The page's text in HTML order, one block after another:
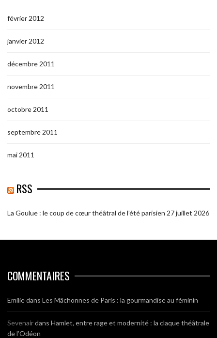
février 2012
janvier 2012
décembre 2011
novembre 2011
octobre 2011
septembre 2011
mai 2011
RSS
La Goulue : le coup de cœur théâtral de l’été parisien 27 juillet 2026
COMMENTAIRES
Emiliedans Les Mâchonnes de Paris : la gourmandise au féminin
Sevenairdans Hamlet, entre rage et modernité : la claque théâtrale
de l’Odéon